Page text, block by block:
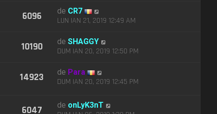
6096 de CR7
LUN IAN 21, 2019 12:49 AM
10190 deSHAGGY
DUM IAN 20, 2019 12:50 PM
14923 de Para
DUM IAN 20, 2019 12:45 PM
6047 de onLyK3nT